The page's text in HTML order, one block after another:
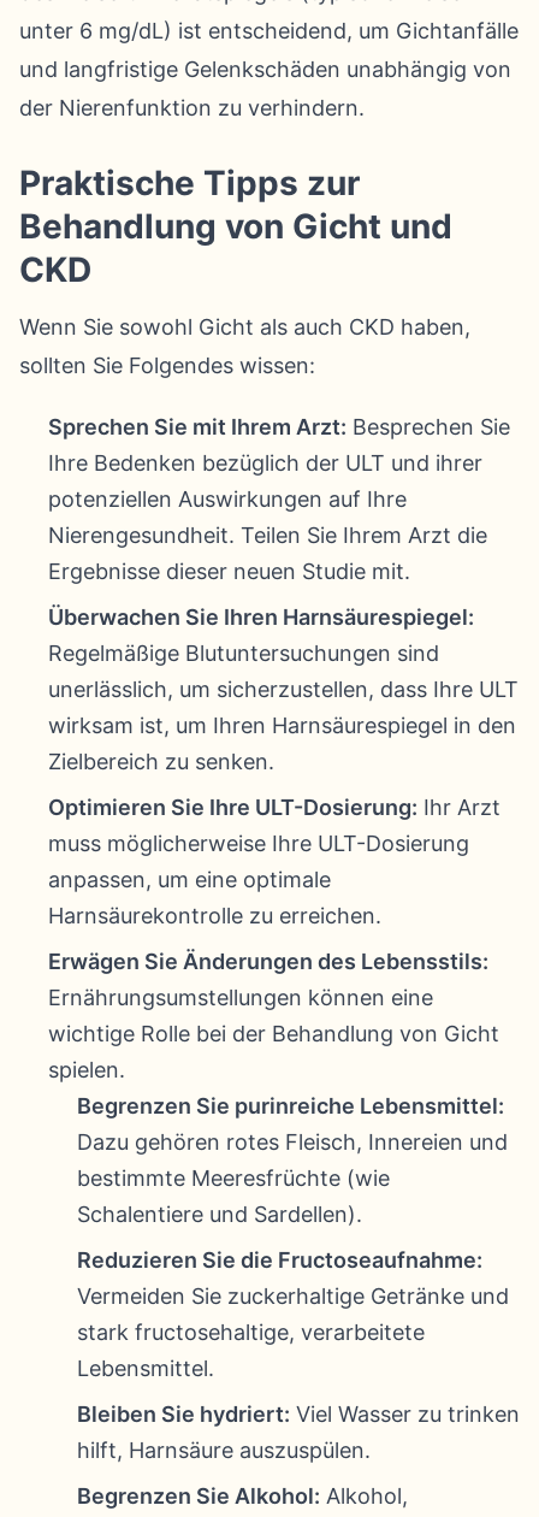
unter 6 mg/dL) ist entscheidend, um Gichtanfälle
und langfristige Gelenkschäden unabhängig von
der Nierenfunktion zu verhindern.
Praktische Tipps zur
Behandlung von Gicht und
CKD
Wenn Sie sowohl Gicht als auch CKD haben,
sollten Sie Folgendes wissen:
Sprechen Sie mit Ihrem Arzt: Besprechen Sie
Ihre Bedenken bezüglich der ULT und ihrer
potenziellen Auswirkungen auf Ihre
Nierengesundheit. Teilen Sie Ihrem Arzt die
Ergebnisse dieser neuen Studie mit.
Überwachen Sie Ihren Harnsäurespiegel:
Regelmäßige Blutuntersuchungen sind
unerlässlich, um sicherzustellen, dass Ihre ULT
wirksam ist, um Ihren Harnsäurespiegel in den
Zielbereich zu senken.
Optimieren Sie Ihre ULT-Dosierung: Ihr Arzt
muss möglicherweise Ihre ULT-Dosierung
anpassen, um eine optimale
Harnsäurekontrolle zu erreichen.
Erwägen Sie Änderungen des Lebensstils:
Ernährungsumstellungen können eine
wichtige Rolle bei der Behandlung von Gicht
spielen.
Begrenzen Sie purinreiche Lebensmittel:
Dazu gehören rotes Fleisch, Innereien und
bestimmte Meeresfrüchte (wie
Schalentiere und Sardellen).
Reduzieren Sie die Fructoseaufnahme:
Vermeiden Sie zuckerhaltige Getränke und
stark fructosehaltige, verarbeitete
Lebensmittel.
Bleiben Sie hydriert: Viel Wasser zu trinken
hilft, Harnsäure auszuspülen.
Begrenzen Sie Alkohol: Alkohol,